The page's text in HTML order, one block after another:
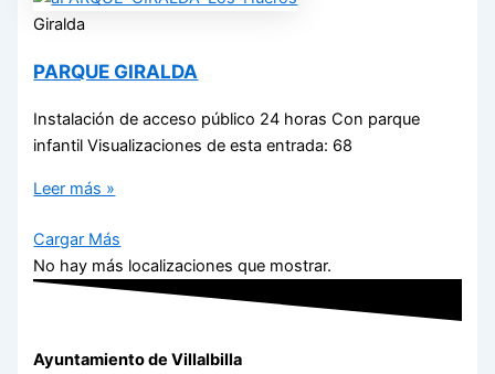
Giralda
PARQUE GIRALDA
Instalación de acceso público 24 horas Con parque
infantil Visualizaciones de esta entrada: 68
Leer más »
Cargar Más
No hay más localizaciones que mostrar.
Ayuntamiento de Villalbilla